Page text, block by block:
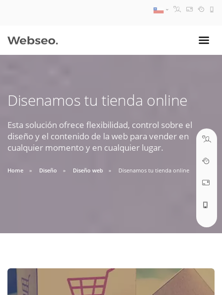
Disenamos tu tienda online
Esta solución ofrece flexibilidad, control sobre el
diseño y el contenido de la web para vender en
cualquier momento y en cualquier lugar.
Home Diseño Diseño web Disenamos tu tienda online
09:30 AM A 18:30 PM
soporte@webseo.cl
ABRIR TICKET